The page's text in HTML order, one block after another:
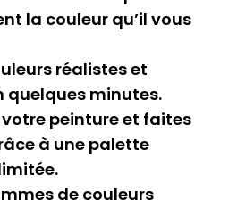
la couleur qu’il vous
réalistes et
quelques minutes.
peinture et faites
à une palette
de couleurs